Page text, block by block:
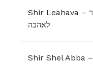
Shir Leahava – שיר
לאהבה
Shir Shel Abba –